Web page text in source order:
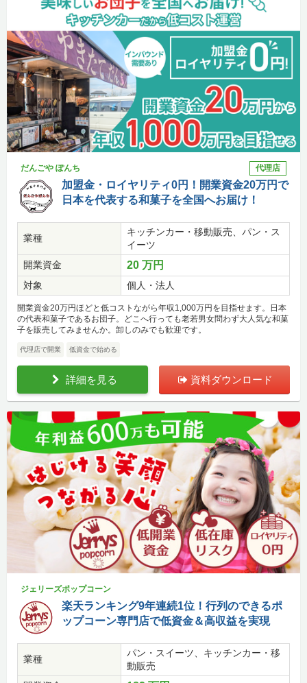
だんごや ぽんち 代理店
加盟金・ロイヤリティ0円！開業資金20万円で
日本を代表する和菓子を全国へお届け！
業種
キッチンカー・移動販売、パン・ス
イーツ
開業資金
20 万円
対象 個人・法人
開業資金20万円ほどと低コストながら年収1,000万円を目指せます。日本
の代表和菓子であるお団子。どこへ行っても老若男女問わず大人気な和菓
子を販売してみませんか。卸しのみでも歓迎です。
代理店で開業 低資金で始める
詳細を見る 資料ダウンロード
ジェリーズポップコーン
楽天ランキング9年連続1位！行列のできるポ
ップコーン専門店で低資金＆高収益を実現
業種
パン・スイーツ、キッチンカー・移
動販売